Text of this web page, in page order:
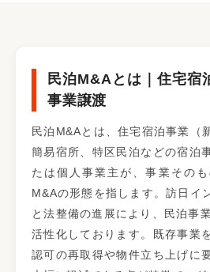
民泊M&Aとは｜住宅宿
事業譲渡
民泊M&Aとは、住宅宿泊事業（
簡易宿所、特区民泊などの宿泊
たは個人事業主が、事業その
M&Aの形態を指します。訪日イ
と法整備の進展により、民泊事
活性化しております。既存事業
認可の再取得や物件立ち上げに